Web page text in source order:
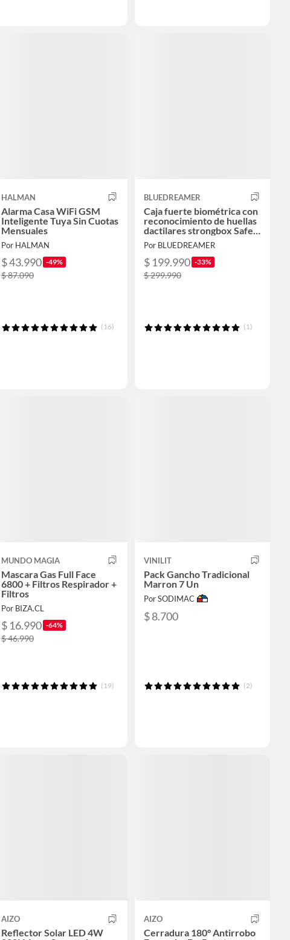
HALMAN
Alarma Casa WiFi GSM
Inteligente Tuya Sin Cuotas
Mensuales
Por HALMAN
$ 43.990 -49%
$ 87.090
(16)
BLUEDREAMER
Caja fuerte biométrica con
reconocimiento de huellas
dactilares strongbox Safe
and Durable
Por BLUEDREAMER
$ 199.990 -33%
$ 299.990
(1)
MUNDO MAGIA
Mascara Gas Full Face
6800 + Filtros Respirador +
Filtros
Por BIZA.CL
$ 16.990 -64%
$ 46.990
(19)
VINILIT
Pack Gancho Tradicional
Marron 7 Un
Por SODIMAC
$ 8.700
(2)
AIZO
Reflector Solar LED 4W
AIZO
Cerradura 180° Antirrobo